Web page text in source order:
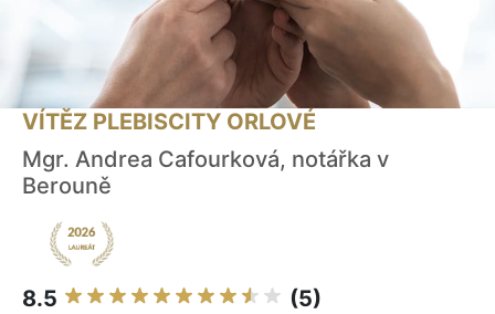
VÍTĚZ PLEBISCITY ORLOVÉ
Mgr. Andrea Cafourková, notářka v
Berouně
8.5 (5)